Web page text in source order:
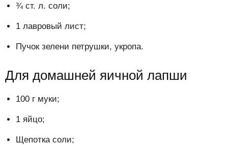
¾ ст. л. соли;
1 лавровый лист;
Пучок зелени петрушки, укропа.
Для домашней яичной лапши
100 г муки;
1 яйцо;
Щепотка соли;